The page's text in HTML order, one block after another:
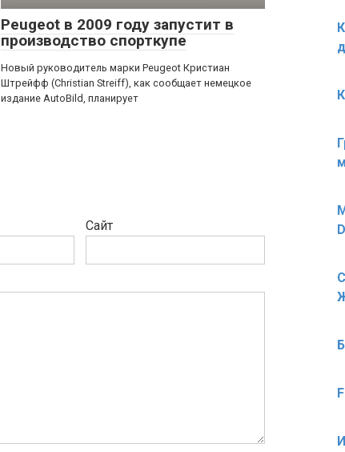
Peugeot в 2009 году запустит в
производство спорткупе
Новый руководитель марки Peugeot Кристиан
Штрейфф (Christian Streiff), как сообщает немецкое
издание AutoBild, планирует
Сайт